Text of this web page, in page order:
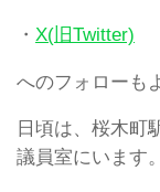
・ X(旧Twitter)
へのフォローも
日頃は、桜木町
議員室にいます